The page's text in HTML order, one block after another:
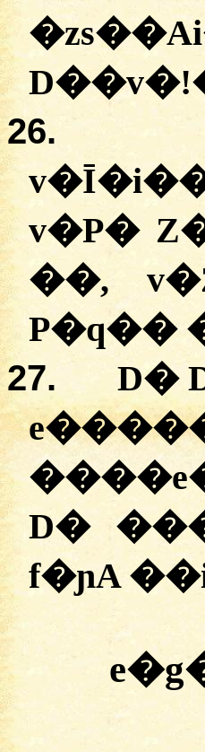
�
D��v�!
26.
v�P�
��,
P�q��
27. D�
�
D� �
f�ɲA �